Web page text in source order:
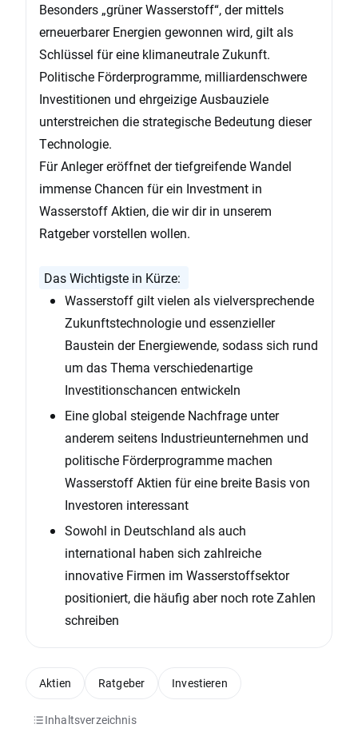
Besonders „grüner Wasserstoff“, der mittels
erneuerbarer Energien gewonnen wird, gilt als
Schlüssel für eine klimaneutrale Zukunft.
Politische Förderprogramme, milliardenschwere
Investitionen und ehrgeizige Ausbauziele
unterstreichen die strategische Bedeutung dieser
Technologie.
Für Anleger eröffnet der tiefgreifende Wandel
immense Chancen für ein Investment in
Wasserstoff Aktien, die wir dir in unserem
Ratgeber vorstellen wollen.
Das Wichtigste in Kürze:
Wasserstoff gilt vielen als vielversprechende
Zukunftstechnologie und essenzieller
Baustein der Energiewende, sodass sich rund
um das Thema verschiedenartige
Investitionschancen entwickeln
Eine global steigende Nachfrage unter
anderem seitens Industrieunternehmen und
politische Förderprogramme machen
Wasserstoff Aktien für eine breite Basis von
Investoren interessant
Sowohl in Deutschland als auch
international haben sich zahlreiche
innovative Firmen im Wasserstoffsektor
positioniert, die häufig aber noch rote Zahlen
schreiben
Inhaltsverzeichnis
Aktien Ratgeber Investieren